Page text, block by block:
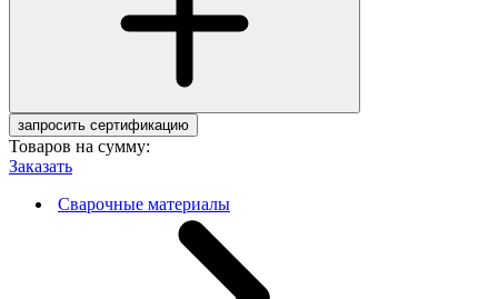
запросить сертификацию
Товаров на сумму:
Заказать
Сварочные материалы